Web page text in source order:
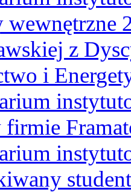
wewnętrzne
z
i
firmie